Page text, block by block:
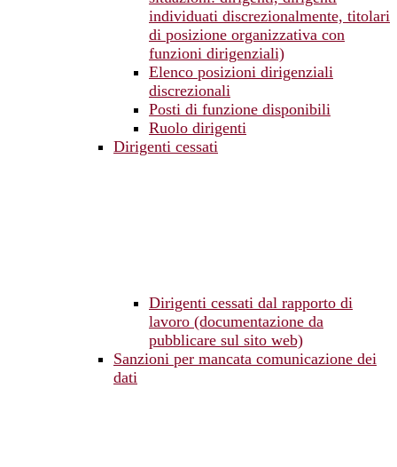
individuati discrezionalmente, titolari
di posizione organizzativa con
funzioni dirigenziali)
Elenco posizioni dirigenziali
discrezionali
Posti di funzione disponibili
Ruolo dirigenti
Dirigenti cessati
Dirigenti cessati dal rapporto di
lavoro (documentazione da
pubblicare sul sito web)
Sanzioni per mancata comunicazione dei
dati